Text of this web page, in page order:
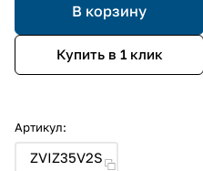
В корзину
Купить в 1 клик
Артикул:
ZVIZ35V2S